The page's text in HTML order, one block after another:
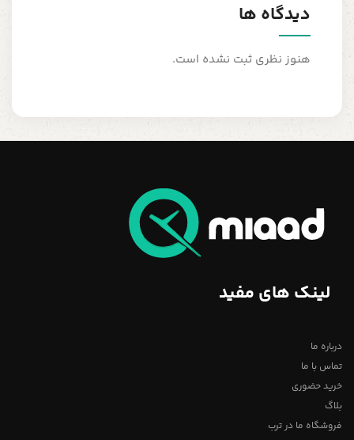
دیدگاه ها
هنوز نظری ثبت نشده است.
لینک های مفید
درباره ما
تماس با ما
خرید حضوری
بلاگ
فروشگاه ما در ترب